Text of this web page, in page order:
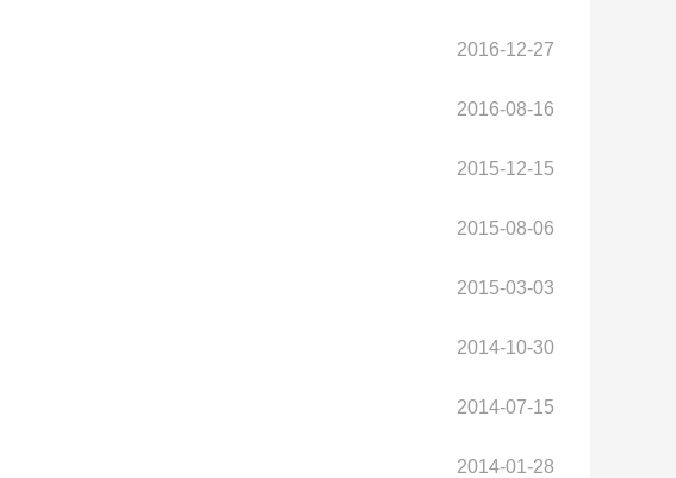
2016-12-27
2016-08-16
2015-12-15
2015-08-06
2015-03-03
2014-10-30
2014-07-15
2014-01-28